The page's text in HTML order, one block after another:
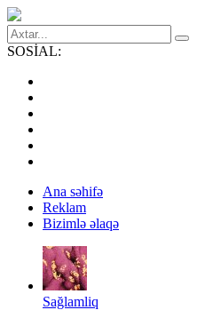
SOSİAL:
Ana səhifə
Reklam
Bizimlə əlaqə
Sağlamliq